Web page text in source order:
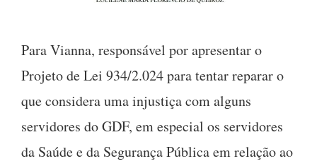
Para Vianna, responsável por apresentar o
Projeto de Lei 934/2.024 para tentar reparar o
que considera uma injustiça com alguns
servidores do GDF, em especial os servidores
da Saúde e da Segurança Pública em relação ao